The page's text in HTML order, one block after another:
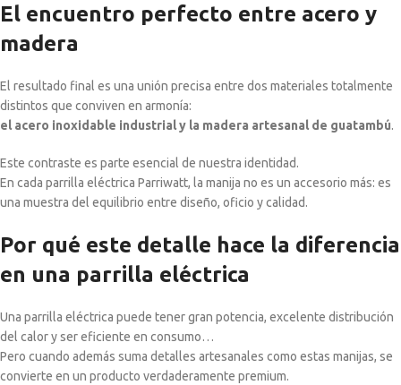
El encuentro perfecto entre acero y
madera
El resultado final es una unión precisa entre dos materiales totalmente
distintos que conviven en armonía:
el acero inoxidable industrial y la madera artesanal de guatambú.
Este contraste es parte esencial de nuestra identidad.
En cada parrilla eléctrica Parriwatt, la manija no es un accesorio más: es
una muestra del equilibrio entre diseño, oficio y calidad.
Por qué este detalle hace la diferencia
en una parrilla eléctrica
Una parrilla eléctrica puede tener gran potencia, excelente distribución
del calor y ser eficiente en consumo…
Pero cuando además suma detalles artesanales como estas manijas, se
convierte en un producto verdaderamente premium.